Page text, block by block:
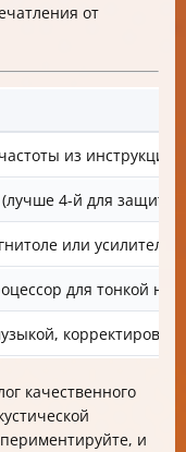
от
из инструкции
4-й для защиты)
или усилителе
для тонкой
качественного
и